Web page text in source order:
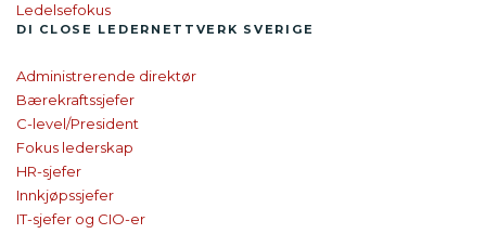
Ledelsefokus
DI CLOSE LEDER­NETTVERK SVERIGE
Administrerende direktør
Bærekraftssjefer
C-level/President
Fokus lederskap
HR-sjefer
Innkjøpssjefer
IT-sjefer og CIO-er